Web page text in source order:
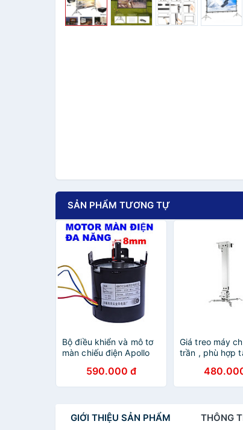
SẢN PHẨM TƯƠNG TỰ
Bộ điều khiển và mô tơ
màn chiếu điện Apollo
màn chiếu tất cả các
hãng có trên thị trường (
590.000 đ
Giá treo máy
trần , phù hợp
hiện nay ( hàng
hãng )
GIỚI THIỆU SẢN PHẨM THÔNG